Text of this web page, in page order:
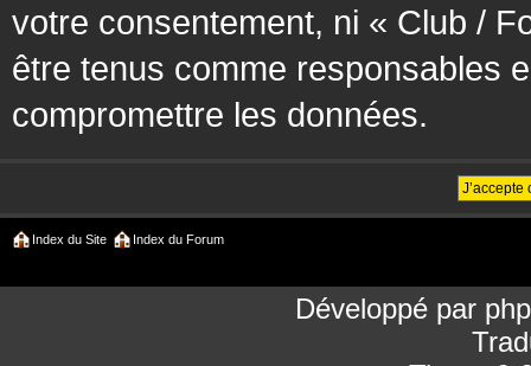
votre consentement, ni « Club /
être tenus comme responsables
compromettre les données.
Index du Site Index du Forum
Développé par